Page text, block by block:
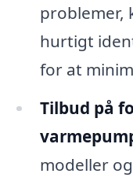
problemer,
hurtigt
for at
Tilbud på
modeller